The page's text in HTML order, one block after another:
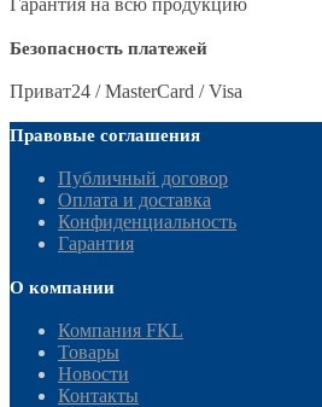
Гарантия на всю продукцию
Безопасность платежей
Приват24 / MasterCard / Visa
Правовые соглашения
Публичный договор
Оплата и доставка
Конфиденциальность
Гарантия
О компании
Компания FKL
Товары
Новости
Контакты